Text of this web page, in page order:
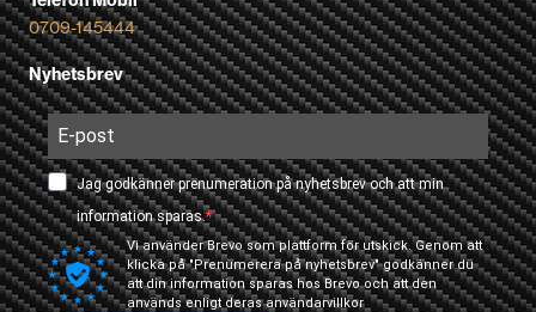
0709-145444
Nyhetsbrev
Jag godkänner prenumeration på nyhetsbrev och att min
information sparas.
Vi använder Brevo som plattform för utskick. Genom att
klicka på "Prenumerera på nyhetsbrev" godkänner du
att din information sparas hos Brevo och att den
används enligt derasanvändarvillkor